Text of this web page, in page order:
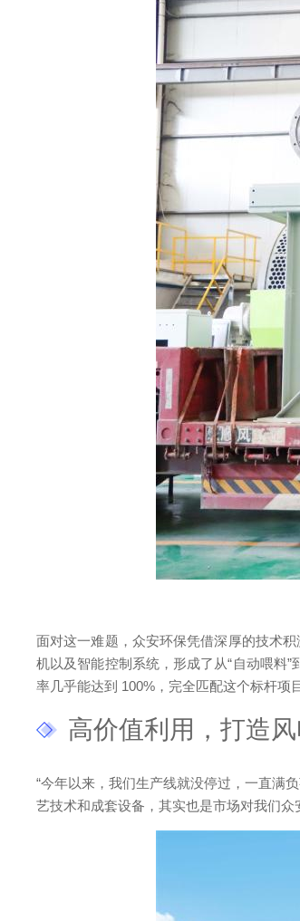
面对这一难题，众安环保凭借深厚的技术
机以及智能控制系统，形成了从“自动喂料
率几乎能达到 100%，完全匹配这个标杆项
高价值利用，打造
“今年以来，我们生产线就没停过，一直满
艺技术和成套设备，其实也是市场对我们